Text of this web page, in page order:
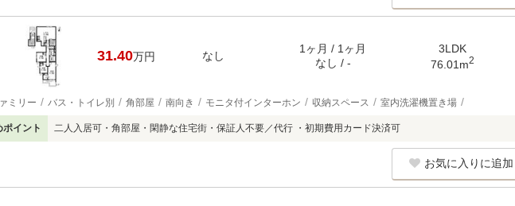
31.40万円 なし
1ヶ月 / 1ヶ月
なし / -
3LDK
76.01m2
ミリー バス・トイレ別 角部屋 南向き モニタ付インターホン 収納スペース 室内洗濯機置き場
ポイント 二人入居可・角部屋・閑静な住宅街・保証人不要／代行 ・初期費用カード決済可
お気に入りに追加